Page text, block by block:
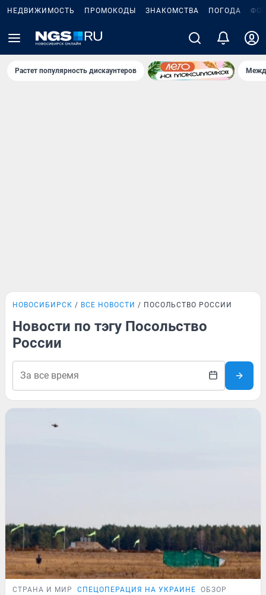
НЕДВИЖИМОСТЬ ПРОМОКОДЫ ЗНАКОМСТВА ПОГОДА
Растет популярность дискаунтеров
НОВОСИБИРСК ВСЕ НОВОСТИ ПОСОЛЬСТВО РОССИИ
Новости по тэгу Посольство
России
СТРАНА И МИР СПЕЦОПЕРАЦИЯ НА УКРАИНЕ ОБЗОР